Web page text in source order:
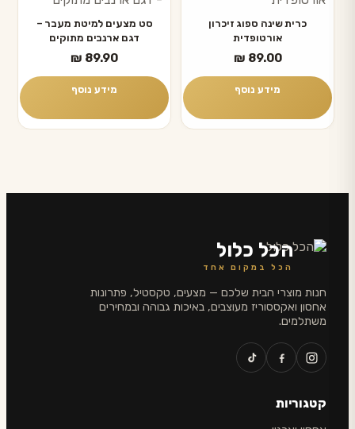
כרית שינה ספוג זיכרון
אורטופדית
₪ 89.00
מידע נוסף
סט מצעים למיטת מעבר –
דגם ארנבים מתוקים
₪ 89.90
מידע נוסף
הכל כלול
הכל במקום אחד
חנות מוצרי הבית שלכם — מצעים, טקסטיל, פתרונות
אחסון ואקססוריז מעוצבים, באיכות גבוהה ובמחירים
משתלמים.
קטגוריות